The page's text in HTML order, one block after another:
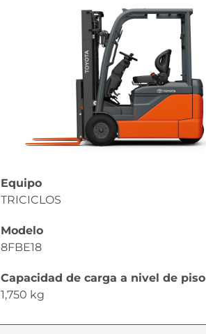
Equipo
TRICICLOS
Modelo
8FBE18
Capacidad de carga a nivel de piso
1,750 kg